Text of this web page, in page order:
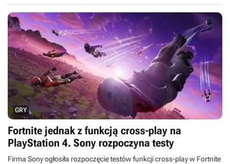
GRY
Fortnite jednak z funkcją cross-play na
PlayStation 4. Sony rozpoczyna testy
Firma Sony ogłosiła rozpoczęcie testów funkcji cross-play w Fortnite